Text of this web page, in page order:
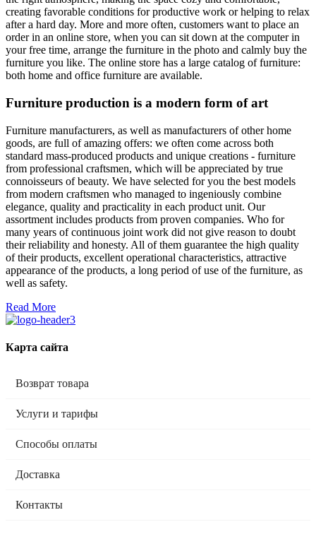
creating favorable conditions for productive work or helping to relax
after a hard day. More and more often, customers want to place an
order in an online store, when you can sit down at the computer in
your free time, arrange the furniture in the photo and calmly buy the
furniture you like. The online store has a large catalog of furniture:
both home and office furniture are available.
Furniture production is a modern form of art
Furniture manufacturers, as well as manufacturers of other home
goods, are full of amazing offers: we often come across both
standard mass-produced products and unique creations - furniture
from professional craftsmen, which will be appreciated by true
connoisseurs of beauty. We have selected for you the best models
from modern craftsmen who managed to ingeniously combine
elegance, quality and practicality in each product unit. Our
assortment includes products from proven companies. Who for
many years of continuous joint work did not give reason to doubt
their reliability and honesty. All of them guarantee the high quality
of their products, excellent operational characteristics, attractive
appearance of the products, a long period of use of the furniture, as
well as safety.
Read More
Карта сайта
Возврат товара
Услуги и тарифы
Способы оплаты
Доставка
Контакты